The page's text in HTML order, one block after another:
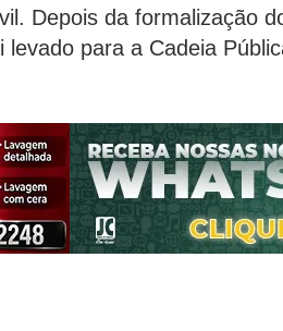
Depois da formalização
para a Cadeia